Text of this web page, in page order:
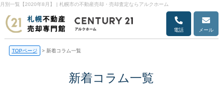
月別一覧【2020年8月】 | 札幌市の不動産売却・売却査定ならアルクホーム
電話 メール
TOPページ > 新着コラム一覧
新着コラム一覧